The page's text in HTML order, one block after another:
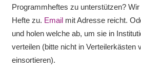
Programmheftes zu unterstützen?
Hefte zu. Emailmit Adresse reicht.
und holen welche ab, um sie in
verteilen (bitte nicht in Verteilerkästen
einsortieren).